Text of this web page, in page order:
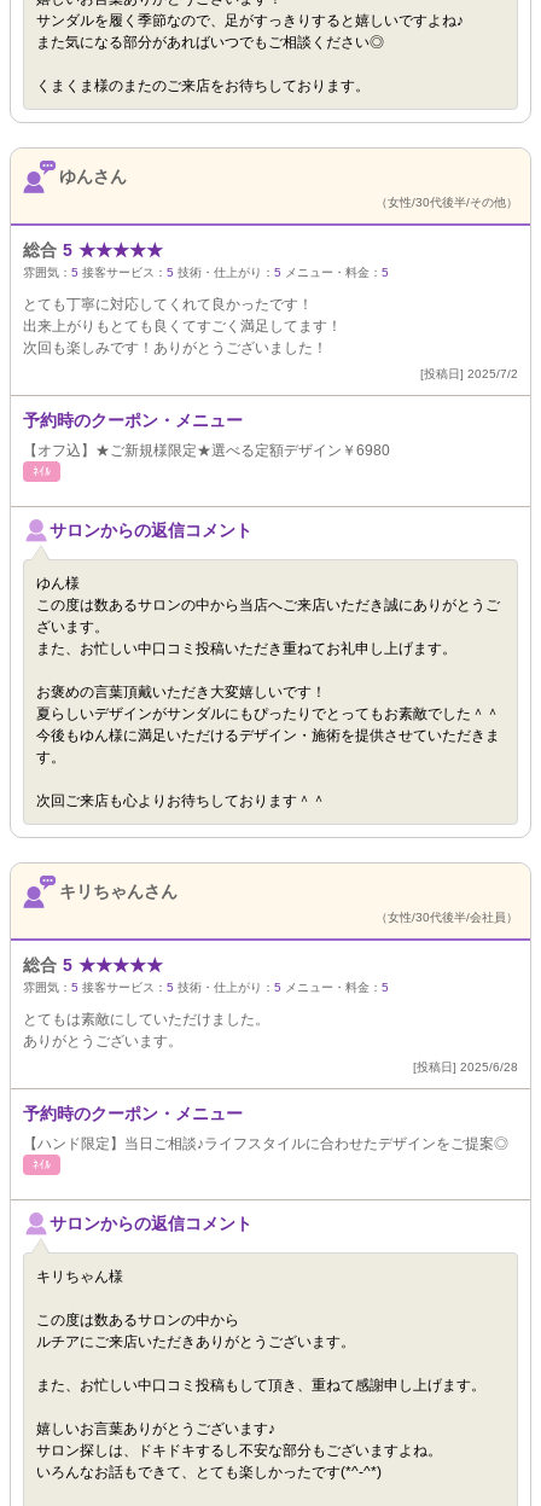
サンダルを履く季節なので、足がすっきりすると嬉しいですよね♪
また気になる部分があればいつでもご相談ください◎
くまくま様のまたのご来店をお待ちしております。
ゆんさん
（女性/30代後半/その他）
総合 5 ★★★★★
雰囲気： 5 接客サービス： 5 技術・仕上がり： 5 メニュー・料金： 5
とても丁寧に対応してくれて良かったです！
出来上がりもとても良くてすごく満足してます！
次回も楽しみです！ありがとうございました！
[投稿日] 2025/7/2
予約時のクーポン・メニュー
【オフ込】★ご新規様限定★選べる定額デザイン￥6980
ﾈｲﾙ
サロンからの返信コメント
ゆん様
この度は数あるサロンの中から当店へご来店いただき誠にありがとうご
ざいます。
また、お忙しい中口コミ投稿いただき重ねてお礼申し上げます。
お褒めの言葉頂戴いただき大変嬉しいです！
夏らしいデザインがサンダルにもぴったりでとってもお素敵でした＾＾
今後もゆん様に満足いただけるデザイン・施術を提供させていただきま
す。
次回ご来店も心よりお待ちしております＾＾
キリちゃんさん
（女性/30代後半/会社員）
総合 5 ★★★★★
雰囲気： 5 接客サービス： 5 技術・仕上がり： 5 メニュー・料金： 5
とてもは素敵にしていただけました。
ありがとうございます。
[投稿日] 2025/6/28
予約時のクーポン・メニュー
【ハンド限定】当日ご相談♪ライフスタイルに合わせたデザインをご提案◎
ﾈｲﾙ
サロンからの返信コメント
キリちゃん様
この度は数あるサロンの中から
ルチアにご来店いただきありがとうございます。
また、お忙しい中口コミ投稿もして頂き、重ねて感謝申し上げます。
嬉しいお言葉ありがとうございます♪
サロン探しは、ドキドキするし不安な部分もございますよね。
いろんなお話もできて、とても楽しかったです(*^-^*)